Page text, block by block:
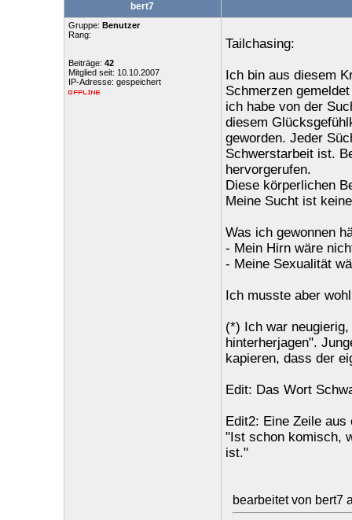
bert7
Gruppe: Benutzer
Rang:
Beiträge: 42
Mitglied seit: 10.10.2007
IP-Adresse: gespeichert
Tailchasing:
Ich bin aus diesem
Schmerzen
ich habe von der
diesem
geworden. Jeder
Schwerstarbeit ist.
hervorgerufen.
Diese körperlichen
Meine Sucht ist
Was ich gewonnen
- Mein Hirn wäre
- Meine Sexualität
Ich musste aber
(*) Ich war
hinterherjagen".
kapieren, dass der
Edit: Das Wort
Edit2: Eine Zeile aus
"Ist schon komisch,
ist."
bearbeitet von bert7